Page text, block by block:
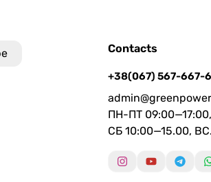
Contacts
+38(067) 567-667-6
ПН-ПТ 09:00—17:00,
СБ 10:00—15.00,